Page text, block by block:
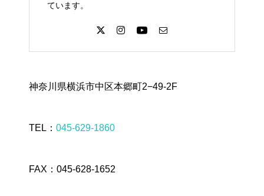
ています。
神奈川県横浜市中区本郷町2−49-2F
TEL： 045-629-1860
FAX：045-628-1652